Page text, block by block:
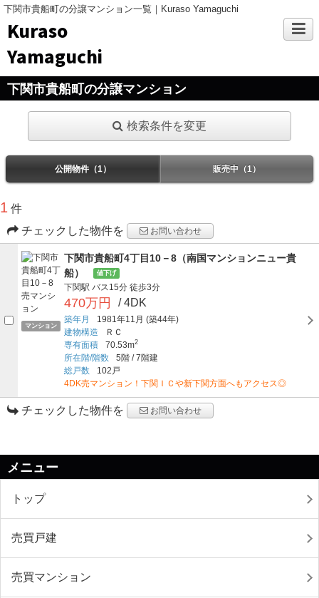
下関市貴船町の分譲マンション一覧｜Kuraso Yamaguchi
Kuraso
Yamaguchi
下関市貴船町の分譲マンション
検索条件を変更
公開物件（1） 販売中（1）
1 件
チェックした物件を
お問い合わせ
マンション
下関市貴船町4丁目10－8（南国マンションニュー貴
船）
値下げ
下関駅 バス15分 徒歩3分
470万円 / 4DK
築年月 1981年11月 (築44年)
建物構造
ＲＣ
専有面積
70.53m2
所在階/階数 5階 /7階建
総戸数
102戸
4DK売マンション！下関ＩＣや新下関方面へもアクセス◎
チェックした物件を お問い合わせ
メニュー
トップ
売買戸建
売買マンション